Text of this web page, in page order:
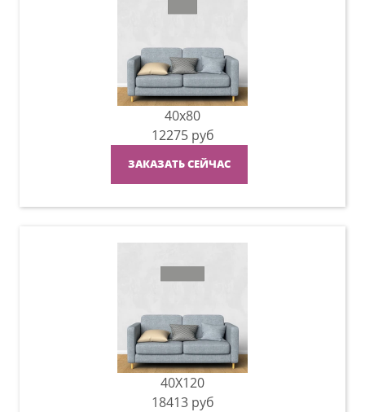
40x80
12275 руб
ЗАКАЗАТЬ СЕЙЧАС
40X120
18413 руб